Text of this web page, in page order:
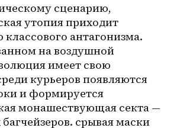
сценарию,
утопия приходит
классового антагонизма.
на воздушной
имеет свою
курьеров появляются
и формируется
монашествующая секта —
срывая маски